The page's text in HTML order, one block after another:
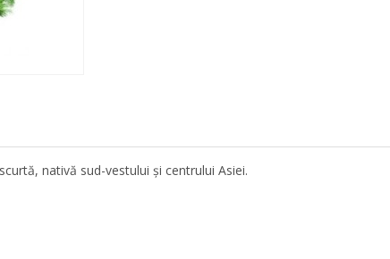
nativă sud-vestului și centrului Asiei.